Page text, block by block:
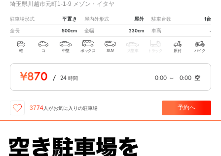
埼玉県川越市元町1-1-9 メゾン・イタヤ
駐車場形式 平置き 屋内外形式 屋外 駐車台数 1台
全長 500cm 全幅 230cm 車高 -
軽 コ 中型 ボックス SUV 大型車 トラック 原付 バイク
¥870 / 24 時間 0:00 ～ 0:00 空
3774 人がお気に入りの駐車場 予約へ